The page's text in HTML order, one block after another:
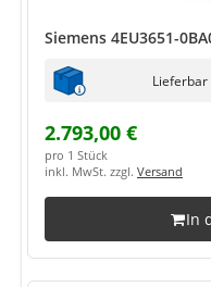
Siemens 4EU3651-
Lieferbar
2.793,00 €
pro 1 Stück
inkl. MwSt. zzgl. Versand
In